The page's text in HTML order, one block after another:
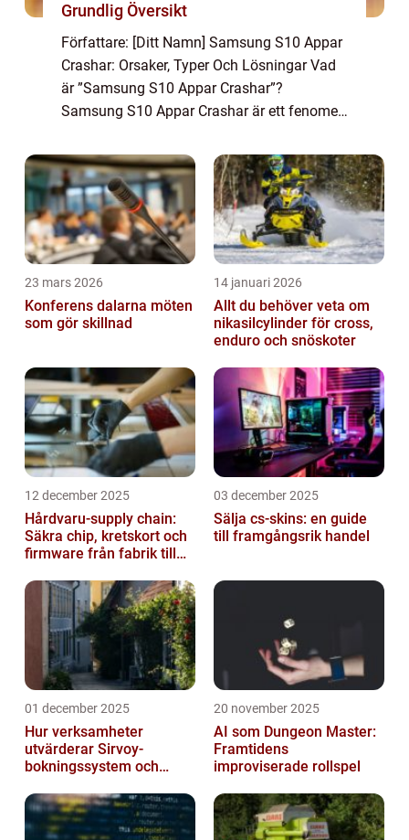
Grundlig Översikt
Författare: [Ditt Namn] Samsung S10 Appar
Crashar: Orsaker, Typer Och Lösningar Vad
är ”Samsung S10 Appar Crashar”?
Samsung S10 Appar Crashar är ett fenomen
S10-telefonen plötsligt stängs av eller s...
23 mars 2026
Konferens dalarna möten
som gör skillnad
14 januari 2026
Allt du behöver veta om
nikasilcylinder för cross,
enduro och snöskoter
12 december 2025
Hårdvaru-supply chain:
Säkra chip, kretskort och
firmware från fabrik till
03 december 2025
Sälja cs-skins: en guide
till framgångsrik handel
01 december 2025
Hur verksamheter
utvärderar Sirvoy-
bokningssystem och
20 november 2025
AI som Dungeon Master:
Framtidens
improviserade rollspel